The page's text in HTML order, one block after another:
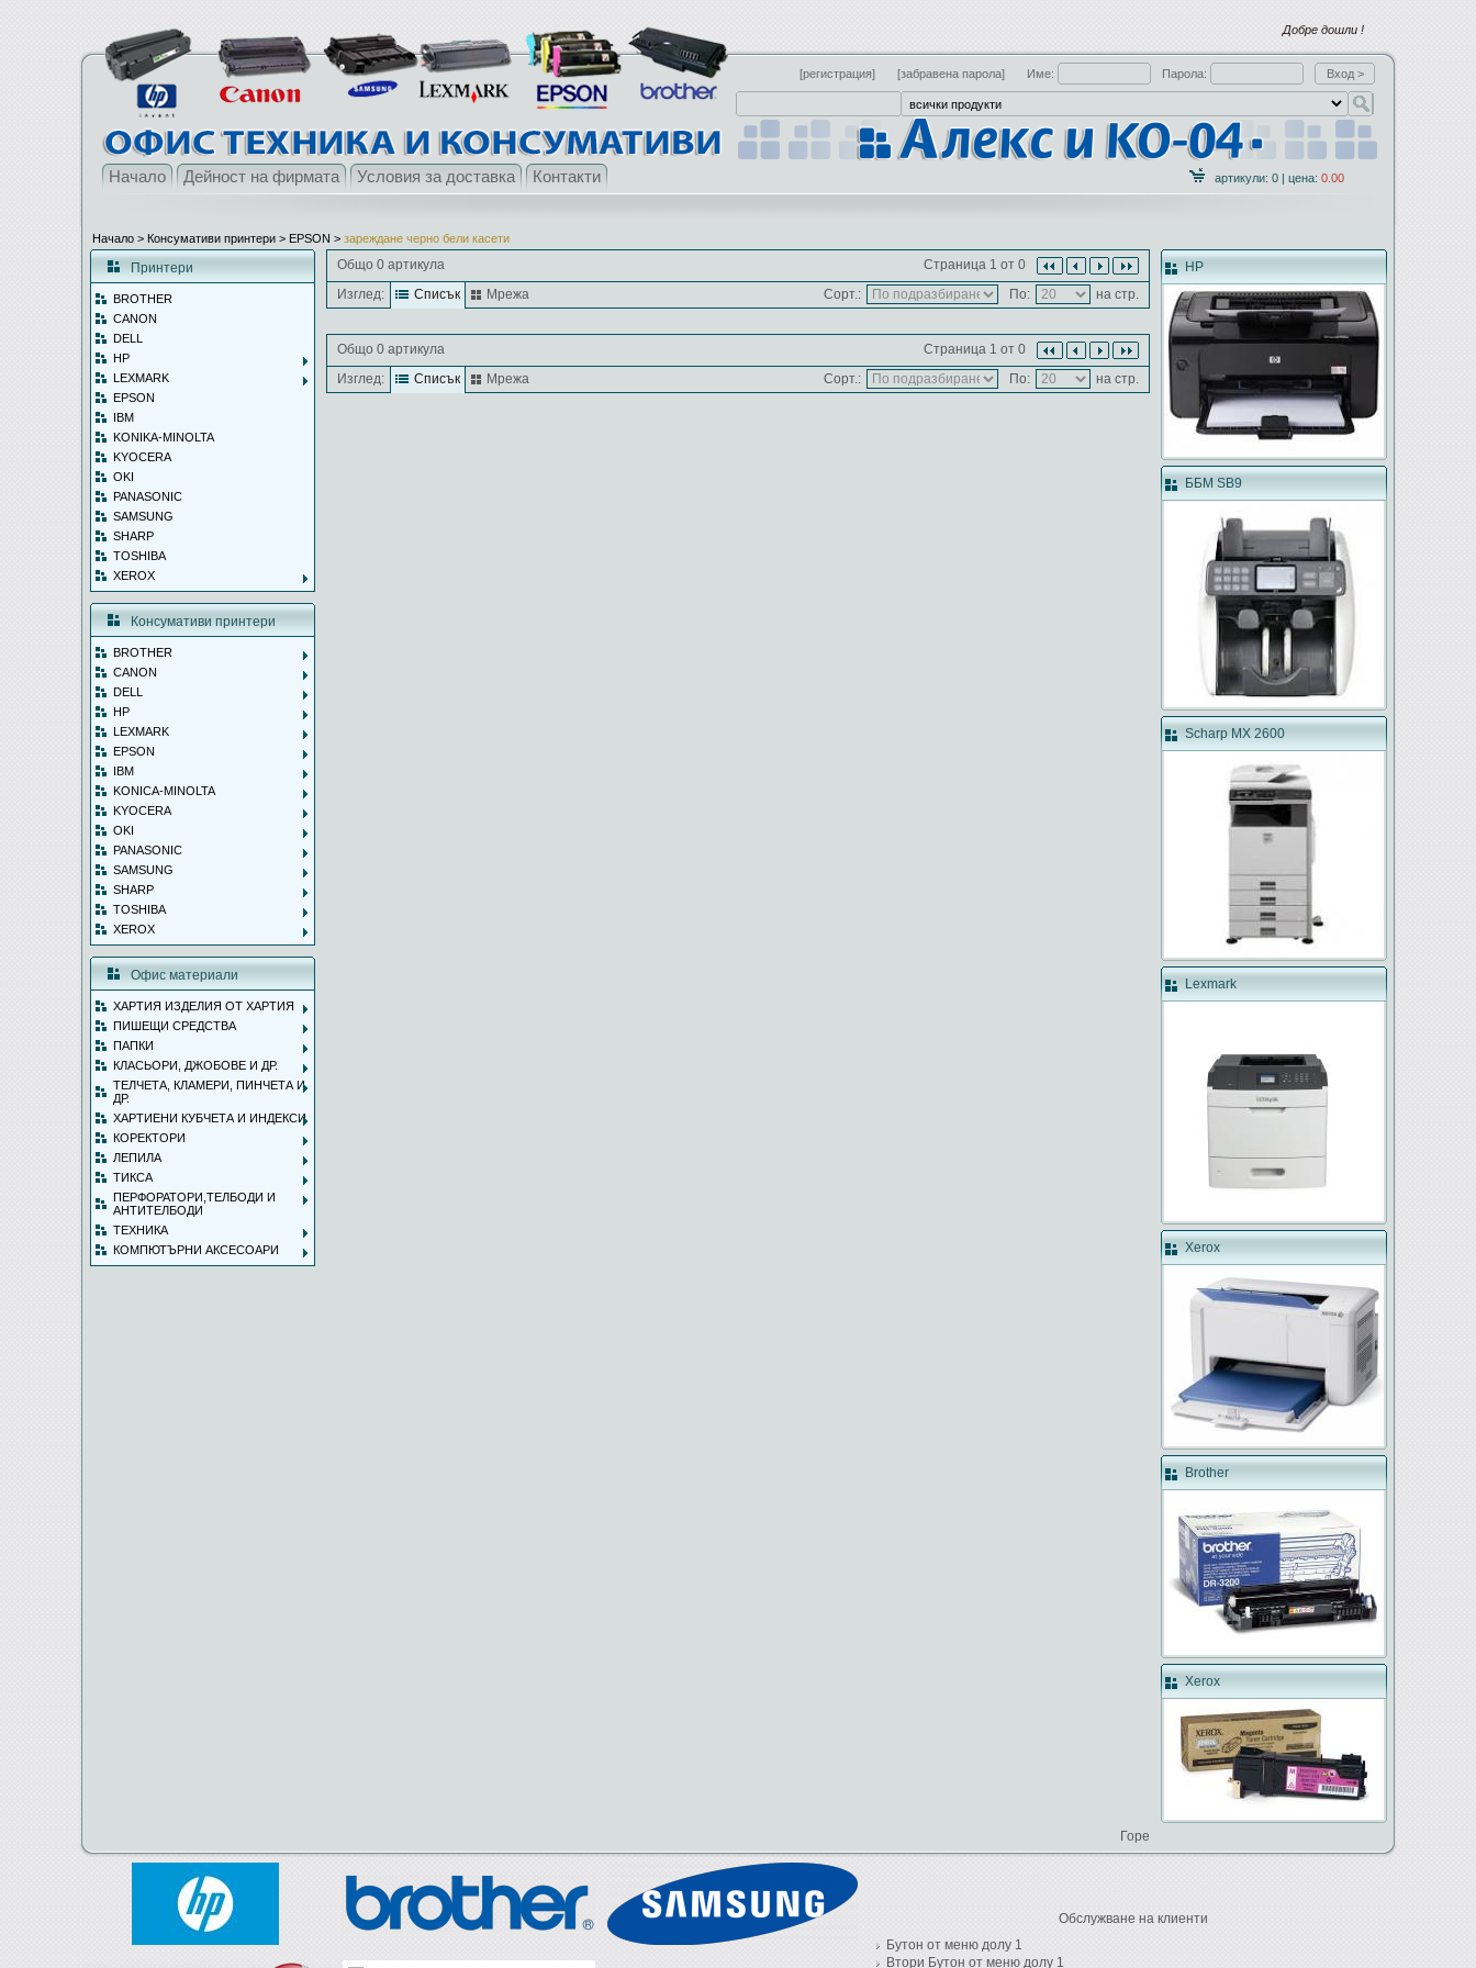
Добре дошли !
[регистрация] [забравена парола] Име: Парола:
Начало Дейност на фирмата Условия за доставка Контакти артикули: 0 | цена: 0.00
Начало > Консумативи принтери > EPSON > зареждане черно бели касети
Принтери
BROTHER
CANON
DELL
HP
LEXMARK
EPSON
IBM
KONIKA-MINOLTA
KYOCERA
OKI
PANASONIC
SAMSUNG
SHARP
TOSHIBA
XEROX
Консумативи принтери
BROTHER
CANON
DELL
HP
LEXMARK
EPSON
IBM
KONICA-MINOLTA
KYOCERA
OKI
PANASONIC
SAMSUNG
SHARP
TOSHIBA
XEROX
Офис материали
ХАРТИЯ ИЗДЕЛИЯ ОТ ХАРТИЯ
ПИШЕЩИ СРЕДСТВА
ПАПКИ
КЛАСЬОРИ, ДЖОБОВЕ И ДР.
ТЕЛЧЕТА, КЛАМЕРИ, ПИНЧЕТА И
ДР.
ХАРТИЕНИ КУБЧЕТА И ИНДЕКСИ
КОРЕКТОРИ
ЛЕПИЛА
ТИКСА
ПЕРФОРАТОРИ,ТЕЛБОДИ И
АНТИТЕЛБОДИ
ТЕХНИКА
КОМПЮТЪРНИ АКСЕСОАРИ
Общо 0 артикула
Страница 1 от 0
Изглед:
Списък Мрежа Сорт.: По: на стр.
Общо 0 артикула
Страница 1 от 0
Изглед:
Списък Мрежа Сорт.: По: на стр.
HP
ББМ SB9
Scharp MX 2600
Lexmark
Xerox
Brother
Xerox
Горе
Обслужване на клиенти
Бутон от меню долу 1
Втори Бутон от меню долу 1